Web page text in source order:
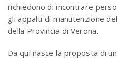
richiedono di incontrare
gli appalti di manutenzione
della Provincia di Verona.
Da qui nasce la proposta di